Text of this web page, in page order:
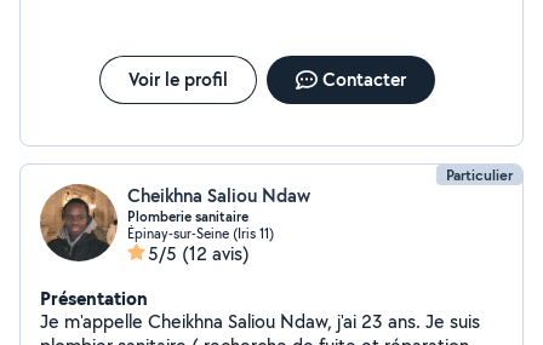
Voir le profil Contacter
Particulier
Cheikhna Saliou Ndaw
Plomberie sanitaire
Épinay-sur-Seine (Iris 11)
5/5 (12 avis)
Présentation
Je m'appelle Cheikhna Saliou Ndaw, j'ai 23 ans. Je suis